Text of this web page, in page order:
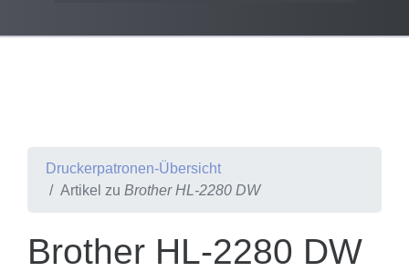
Druckerpatronen-Übersicht
Artikel zu Brother HL-2280 DW
Brother HL-2280 DW